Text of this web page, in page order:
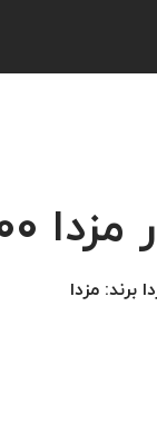
2000
برند: مزدا